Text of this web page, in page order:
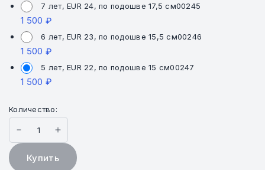
7 лет, EUR 24, по подошве 17,5 см00245
1 500 ₽
6 лет, EUR 23, по подошве 15,5 см00246
1 500 ₽
5 лет, EUR 22, по подошве 15 см00247
1 500 ₽
Количество:
Купить